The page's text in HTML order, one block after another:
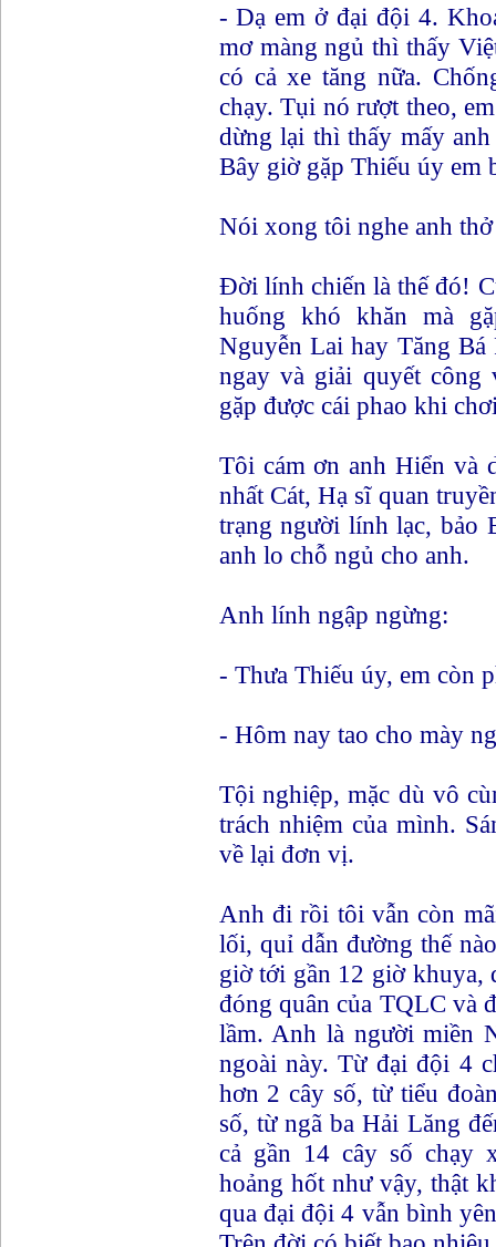
- Dạ em ở đại đội 4.
mơ màng ngủ thì thấy
có cả xe tăng nữa.
chạy. Tụi nó rượt theo,
dừng lại thì thấy mấy
Bây giờ gặp Thiếu úy em
Nói xong tôi nghe anh
Đời lính chiến là thế đó!
huống khó khăn mà
Nguyễn Lai hay Tăng Bá
ngay và giải quyết
gặp được cái phao khi
Tôi cám ơn anh Hiển và
nhất Cát, Hạ sĩ quan
trạng người lính lạc, bảo
anh lo chỗ ngủ cho anh.
Anh lính ngập ngừng:
- Thưa Thiếu úy, em còn
- Hôm nay tao cho mày
Tội nghiệp, mặc dù vô
trách nhiệm của mình.
về lại đơn vị.
Anh đi rồi tôi vẫn còn
lối, quỉ dẫn đường thế
giờ tới gần 12 giờ khuya,
đóng quân của TQLC và
lầm. Anh là người miền
ngoài này. Từ đại đội 4
hơn 2 cây số, từ tiểu
số, từ ngã ba Hải Lăng
cả gần 14 cây số chạy
hoảng hốt như vậy, thật
qua đại đội 4 vẫn bình